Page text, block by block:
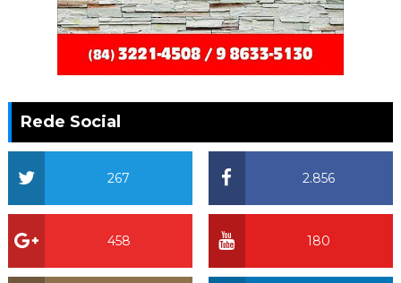
Rede Social
2.856
267
180
458